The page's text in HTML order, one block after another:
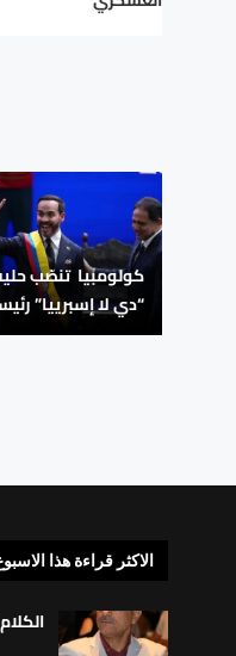
كولومبيا تنصّب
“دي لا إسبرييا”
الاكثر قراءة هذا